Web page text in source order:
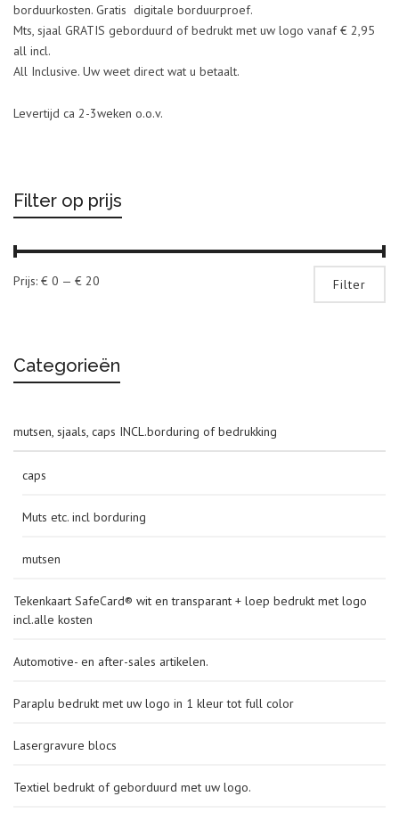
borduurkosten. Gratis digitale borduurproef.
Mts, sjaal GRATIS geborduurd of bedrukt met uw logo vanaf € 2,95
all incl.
All Inclusive. Uw weet direct wat u betaalt.
Levertijd ca 2-3weken o.o.v.
Filter op prijs
Filter
Prijs: € 0 — € 20
Categorieën
mutsen, sjaals, caps INCL.borduring of bedrukking
caps
Muts etc. incl borduring
mutsen
Tekenkaart SafeCard® wit en transparant + loep bedrukt met logo
incl.alle kosten
Automotive- en after-sales artikelen.
Paraplu bedrukt met uw logo in 1 kleur tot full color
Lasergravure blocs
Textiel bedrukt of geborduurd met uw logo.